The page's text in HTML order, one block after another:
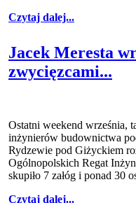
Czytaj dalej...
Jacek Meresta
zwycięzcami...
Ostatni weekend września,
inżynierów budownictwa
Rydzewie pod Giżyckiem
Ogólnopolskich Regat
skupiło 7 załóg i ponad 30
Czytaj dalej...